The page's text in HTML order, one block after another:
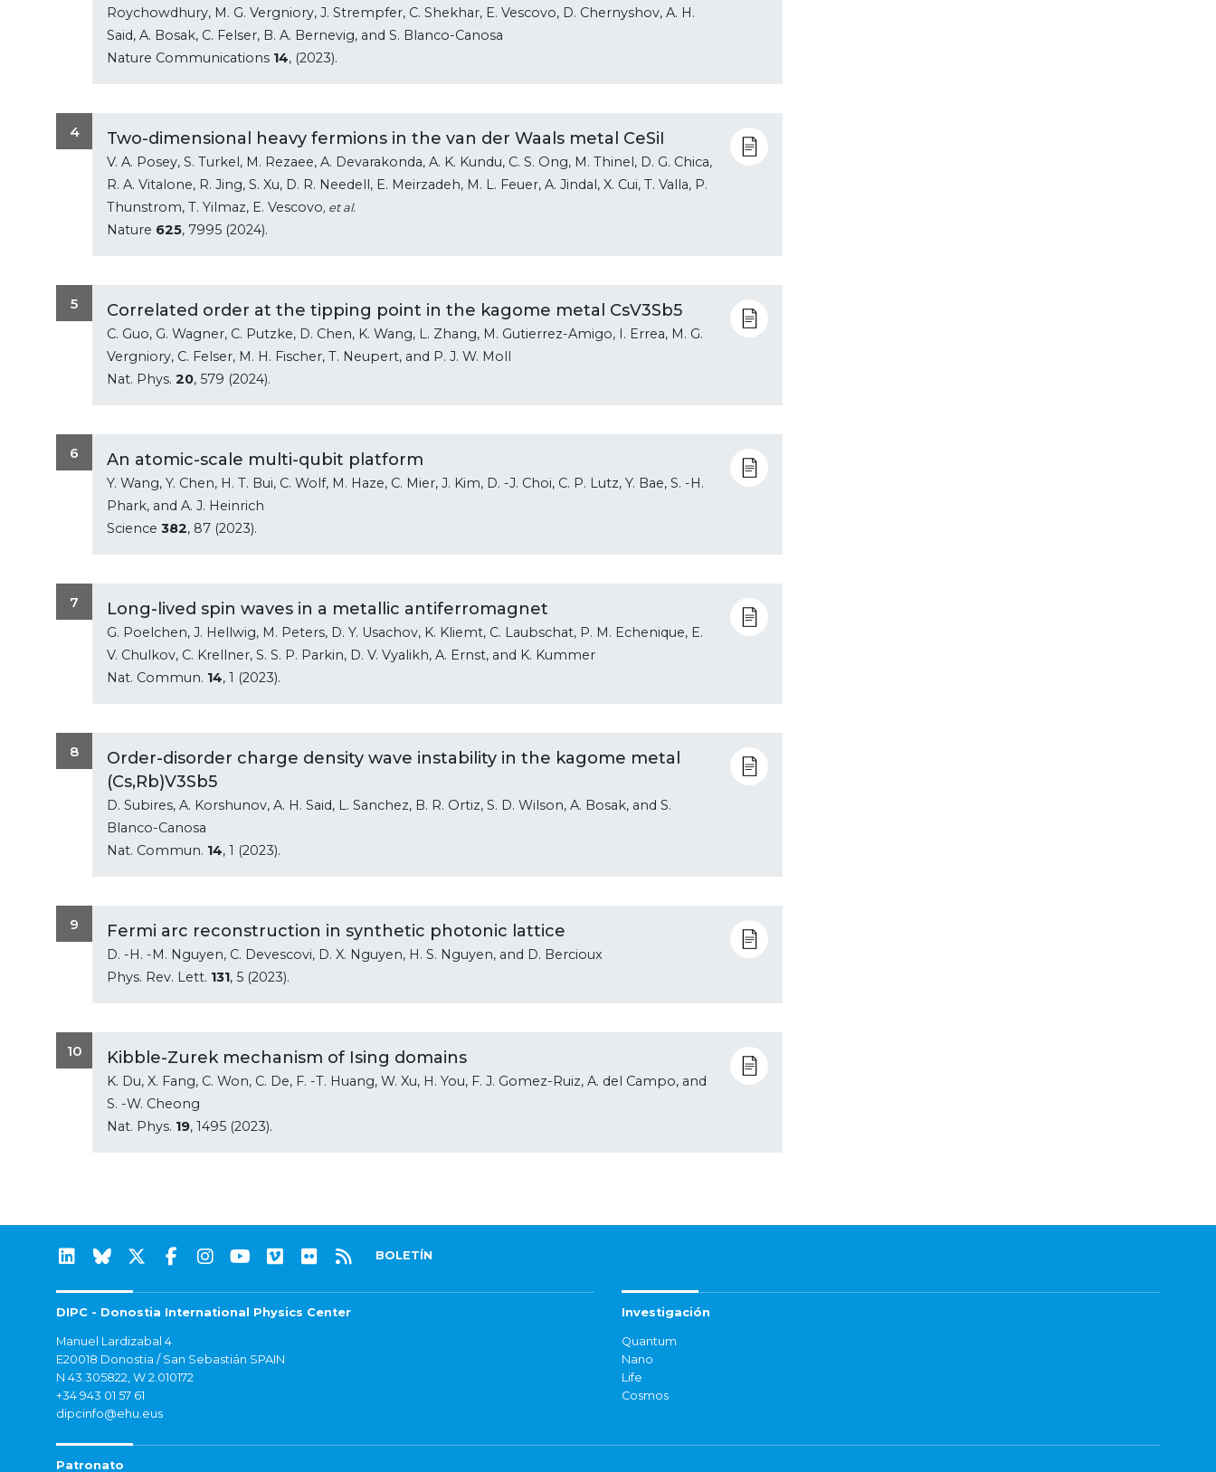
Roychowdhury, M. G. Vergniory, J. Strempfer, C. Shekhar, E. Vescovo, D. Chernyshov, A. H.
Said, A. Bosak, C. Felser, B. A. Bernevig, and S. Blanco-Canosa
Nature Communications 14, (2023).
4 Two-dimensional heavy fermions in the van der Waals metal CeSiI
V. A. Posey, S. Turkel, M. Rezaee, A. Devarakonda, A. K. Kundu, C. S. Ong, M. Thinel, D. G. Chica,
R. A. Vitalone, R. Jing, S. Xu, D. R. Needell, E. Meirzadeh, M. L. Feuer, A. Jindal, X. Cui, T. Valla, P.
Thunstrom, T. Yilmaz, E. Vescovo, et al.
Nature 625, 7995 (2024).
5 Correlated order at the tipping point in the kagome metal CsV3Sb5
C. Guo, G. Wagner, C. Putzke, D. Chen, K. Wang, L. Zhang, M. Gutierrez-Amigo, I. Errea, M. G.
Vergniory, C. Felser, M. H. Fischer, T. Neupert, and P. J. W. Moll
Nat. Phys. 20, 579 (2024).
6 An atomic-scale multi-qubit platform
Y. Wang, Y. Chen, H. T. Bui, C. Wolf, M. Haze, C. Mier, J. Kim, D. -J. Choi, C. P. Lutz, Y. Bae, S. -H.
Phark, and A. J. Heinrich
Science 382, 87 (2023).
7 Long-lived spin waves in a metallic antiferromagnet
G. Poelchen, J. Hellwig, M. Peters, D. Y. Usachov, K. Kliemt, C. Laubschat, P. M. Echenique, E.
V. Chulkov, C. Krellner, S. S. P. Parkin, D. V. Vyalikh, A. Ernst, and K. Kummer
Nat. Commun. 14, 1 (2023).
8
Order-disorder charge density wave instability in the kagome metal
(Cs,Rb)V3Sb5
D. Subires, A. Korshunov, A. H. Said, L. Sanchez, B. R. Ortiz, S. D. Wilson, A. Bosak, and S.
Blanco-Canosa
Nat. Commun. 14, 1 (2023).
9 Fermi arc reconstruction in synthetic photonic lattice
D. -H. -M. Nguyen, C. Devescovi, D. X. Nguyen, H. S. Nguyen, and D. Bercioux
Phys. Rev. Lett. 131, 5 (2023).
10 Kibble-Zurek mechanism of Ising domains
K. Du, X. Fang, C. Won, C. De, F. -T. Huang, W. Xu, H. You, F. J. Gomez-Ruiz, A. del Campo, and
S. -W. Cheong
Nat. Phys. 19, 1495 (2023).
BOLETÍN
DIPC - Donostia International Physics Center
Manuel Lardizabal 4
E20018 Donostia / San Sebastián SPAIN
N 43.305822, W 2.010172
+34 943 01 57 61
dipcinfo@ehu.eus
Investigación
Quantum
Nano
Life
Cosmos
Patronato